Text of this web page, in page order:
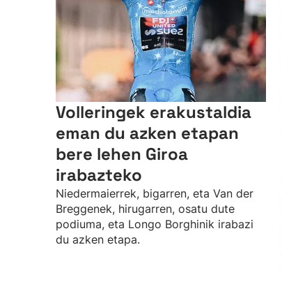
Volleringek erakustaldia
eman du azken etapan
bere lehen Giroa
irabazteko
Niedermaierrek, bigarren, eta Van der
Breggenek, hirugarren, osatu dute
podiuma, eta Longo Borghinik irabazi
du azken etapa.